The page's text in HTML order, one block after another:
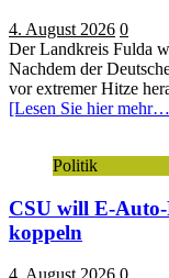
4. August 2026 0
Der Landkreis Fulda
Nachdem der
vor extremer Hitze
[Lesen Sie hier
Politik
CSU will E-Auto-
koppeln